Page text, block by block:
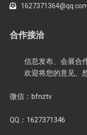
合作接洽
信息发布、会展合作
欢迎将您的意见、想
微信：bfnztv
QQ：1627371346